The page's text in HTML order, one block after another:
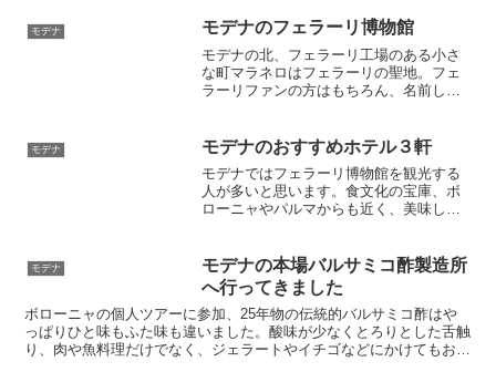
モデナ モデナのフェラーリ博物館
モデナの北、フェラーリ工場のある小さ
な町マラネロはフェラーリの聖地。フェ
ラーリファンの方はもちろん、名前しか
分からフェラーリの試乗もできるので、
一度運転してみたいという方にもおすす
め
モデナ モデナのおすすめホテル３軒
モデナではフェラーリ博物館を観光する
人が多いと思います。食文化の宝庫、ボ
ローニャやパルマからも近く、美味しい
モデナの美味しい料理を楽しんでくださ
い。
モデナ
モデナの本場バルサミコ酢製造所
へ行ってきました
ボローニャの個人ツアーに参加、25年物の伝統的バルサミコ酢はや
っぱりひと味もふた味も違いました。酸味が少なくとろりとした舌触
り、肉や魚料理だけでなく、ジェラートやイチゴなどにかけてもおい